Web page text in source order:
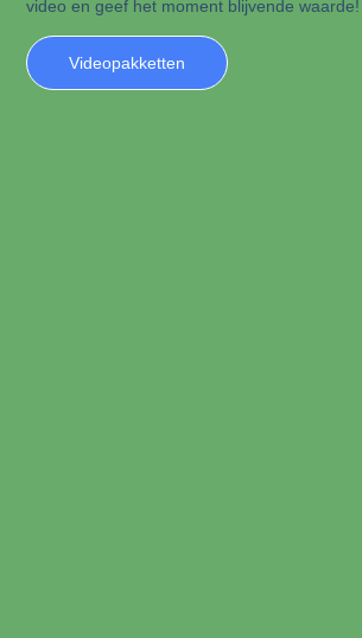
video en geef het moment blijvende waarde!
Videopakketten